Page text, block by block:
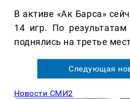
В активе «Ак Барса»
14 игр. По
поднялись на третье
Следующая
Новости СМИ2